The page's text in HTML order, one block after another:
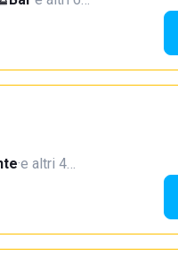
·e altri 4…